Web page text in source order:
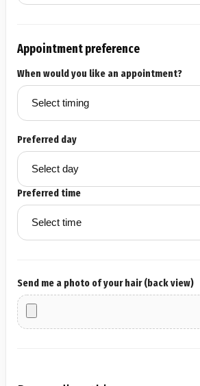
Appointment preference
When would you like an appointment?
Preferred day
Preferred time
Send me a photo of your hair (back view)